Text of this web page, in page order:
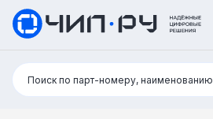
Поиск:
Поиск по парт-номеру, наименованию